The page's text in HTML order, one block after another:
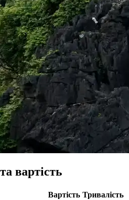
вартість
Вартість Тривалість